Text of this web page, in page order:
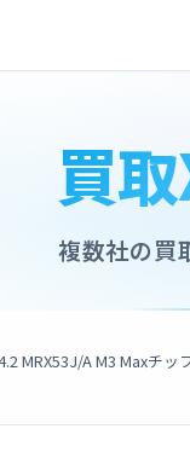
買
複数社の買
MRX53J/A M3 Maxチッ